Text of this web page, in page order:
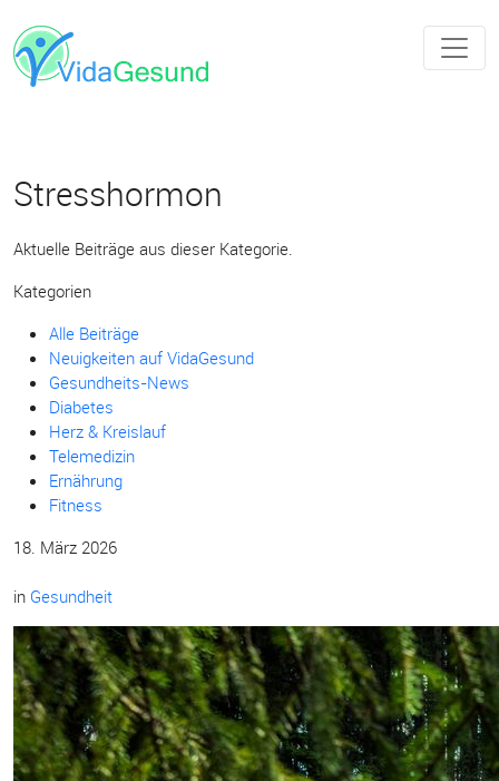
Stresshormon
Aktuelle Beiträge aus dieser Kategorie.
Kategorien
Alle Beiträge
Neuigkeiten auf VidaGesund
Gesundheits-News
Diabetes
Herz & Kreislauf
Telemedizin
Ernährung
Fitness
18. März 2026
in Gesundheit